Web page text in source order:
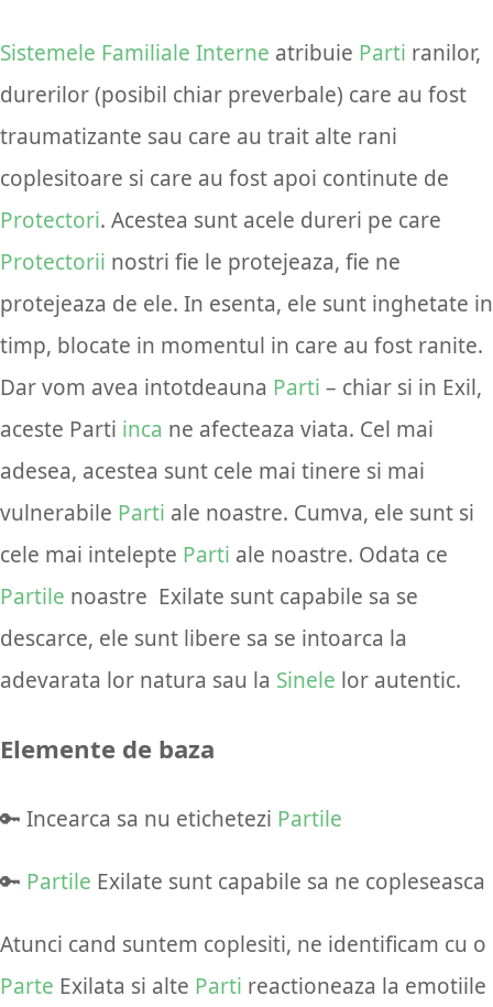
Sistemele Familiale Interne atribuie Parti ranilor,
durerilor (posibil chiar preverbale) care au fost
traumatizante sau care au trait alte rani
coplesitoare si care au fost apoi continute de
Protectori. Acestea sunt acele dureri pe care
Protectorii nostri fie le protejeaza, fie ne
protejeaza de ele. In esenta, ele sunt inghetate in
timp, blocate in momentul in care au fost ranite.
Dar vom avea intotdeauna Parti – chiar si in Exil,
aceste Parti inca ne afecteaza viata. Cel mai
adesea, acestea sunt cele mai tinere si mai
vulnerabile Parti ale noastre. Cumva, ele sunt si
cele mai intelepte Parti ale noastre. Odata ce
Partile noastre Exilate sunt capabile sa se
descarce, ele sunt libere sa se intoarca la
adevarata lor natura sau la Sinele lor autentic.
Elemente de baza
🔑 Incearca sa nu etichetezi Partile
🔑 Partile Exilate sunt capabile sa ne copleseasca
Atunci cand suntem coplesiti, ne identificam cu o
Parte Exilata si alte Parti reactioneaza la emotiile